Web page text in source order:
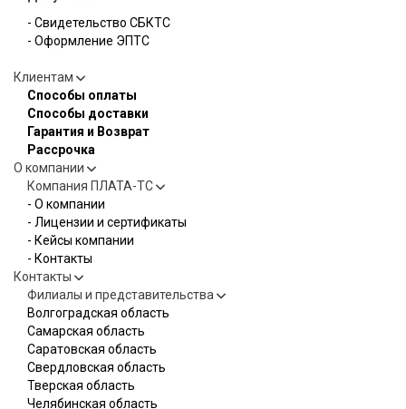
- Свидетельство СБКТС
- Оформление ЭПТС
Клиентам
Способы оплаты
Способы доставки
Гарантия и Возврат
Рассрочка
О компании
Компания ПЛАТА-ТС
- О компании
- Лицензии и сертификаты
- Кейсы компании
- Контакты
Контакты
Филиалы и представительства
Волгоградская область
Самарская область
Саратовская область
Свердловская область
Тверская область
Челябинская область